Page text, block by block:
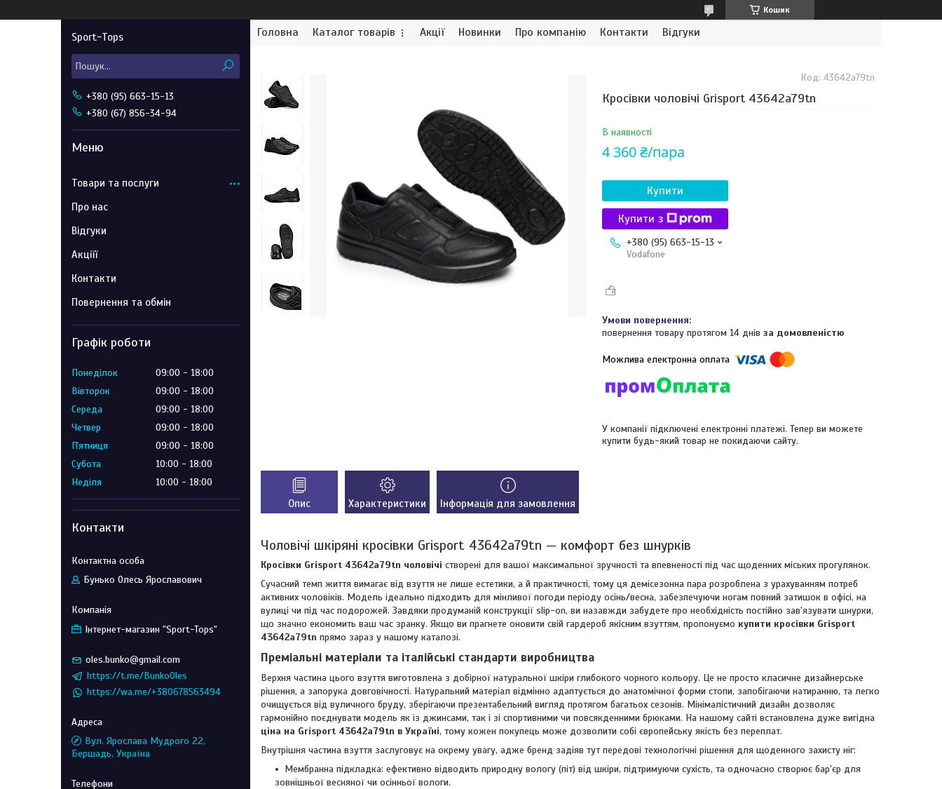
Кошик
Головна Каталог товарів Акції Новинки Про компанію Контакти Відгуки
Кросівки чоловічі Grisport 43642a79tn
В наявності
Код:43642a79tn
4 360 ₴/пара
Купити
Купити з
+380 (95) 663-15-13
Vodafone
повернення товару протягом 14 днів за домовленістю
У компанії підключені електронні платежі. Тепер ви можете
купити будь-який товар не покидаючи сайту.
Опис Характеристики Інформація для замовлення
Чоловічі шкіряні кросівки Grisport 43642a79tn — комфорт без шнурків
Кросівки Grisport 43642a79tn чоловічі створені для вашої максимальної зручності та впевненості під час щоденних міських прогулянок.
Сучасний темп життя вимагає від взуття не лише естетики, а й практичності, тому ця демісезонна пара розроблена з урахуванням потреб
активних чоловіків. Модель ідеально підходить для мінливої погоди періоду осінь/весна, забезпечуючи ногам повний затишок в офісі, на
вулиці чи під час подорожей. Завдяки продуманій конструкції slip-on, ви назавжди забудете про необхідність постійно зав'язувати шнурки,
що значно економить ваш час зранку. Якщо ви прагнете оновити свій гардероб якісним взуттям, пропонуємо купити кросівки Grisport
43642a79tn прямо зараз у нашому каталозі.
Преміальні матеріали та італійські стандарти виробництва
Верхня частина цього взуття виготовлена з добірної натуральної шкіри глибокого чорного кольору. Це не просто класичне дизайнерське
рішення, а запорука довговічності. Натуральний матеріал відмінно адаптується до анатомічної форми стопи, запобігаючи натиранню, та легко
очищується від вуличного бруду, зберігаючи презентабельний вигляд протягом багатьох сезонів. Мінімалістичний дизайн дозволяє
гармонійно поєднувати модель як із джинсами, так і зі спортивними чи повсякденними брюками. На нашому сайті встановлена дуже вигідна
ціна на Grisport 43642a79tn в Україні, тому кожен покупець може дозволити собі європейську якість без переплат.
Внутрішня частина взуття заслуговує на окрему увагу, адже бренд задіяв тут передові технологічні рішення для щоденного захисту ніг:
Мембранна підкладка: ефективно відводить природну вологу (піт) від шкіри, підтримуючи сухість, та одночасно створює бар'єр для
зовнішньої весняної чи осінньої вологи.
Sport-Tops
+380 (95) 663-15-13
+380 (67) 856-34-94
Товари та послуги
Про нас
Відгуки
Акціїї
Контакти
Повернення та обмін
Графік роботи
Понеділок 09:00
18:00
Вівторок
09:00
18:00
Середа
09:00
18:00
Четвер
09:00
18:00
Пʼятниця
09:00
18:00
Субота
10:00
18:00
Неділя
10:00 18:00
Контакти
Бунько Олесь Ярославович
Інтернет-магазин "Sport-Tops"
oles.bunko@gmail.com
https://t.me/BunkoOles
https://wa.me/+380678563494
Вул. Ярослава Мудрого 22,
Бершадь, Україна